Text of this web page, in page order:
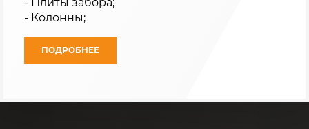
- Колонны;
ПОДРОБНЕЕ